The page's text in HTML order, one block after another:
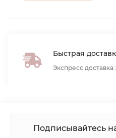
Быстрая
Экспресс доставка
Подписывайтесь